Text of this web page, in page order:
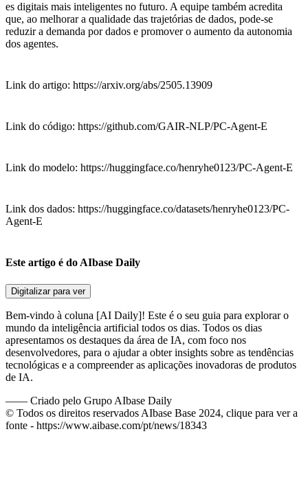
es digitais mais inteligentes no futuro. A equipe também acredita
que, ao melhorar a qualidade das trajetórias de dados, pode-se
reduzir a demanda por dados e promover o aumento da autonomia
dos agentes.
Link do artigo: https://arxiv.org/abs/2505.13909
Link do código: https://github.com/GAIR-NLP/PC-Agent-E
Link do modelo: https://huggingface.co/henryhe0123/PC-Agent-E
Link dos dados: https://huggingface.co/datasets/henryhe0123/PC-
Agent-E
Este artigo é do AIbase Daily
Digitalizar para ver
Bem-vindo à coluna [AI Daily]! Este é o seu guia para explorar o
mundo da inteligência artificial todos os dias. Todos os dias
apresentamos os destaques da área de IA, com foco nos
desenvolvedores, para o ajudar a obter insights sobre as tendências
tecnológicas e a compreender as aplicações inovadoras de produtos
de IA.
—— Criado pelo Grupo AIbase Daily
© Todos os direitos reservados AIbase Base 2024, clique para ver a
fonte - https://www.aibase.com/pt/news/18343